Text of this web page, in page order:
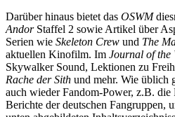
Darüber hinaus bietet das OSWM
AndorStaffel 2 sowie Artikel über
Serien wie Skeleton Crew und The
aktuellen Kinofilm. Im Journal of the
Skywalker Sound, Lektionen zu
Rache der Sith und mehr. Wie üblich
auch wieder Fandom-Power, z.B.
Berichte der deutschen Fangruppen,